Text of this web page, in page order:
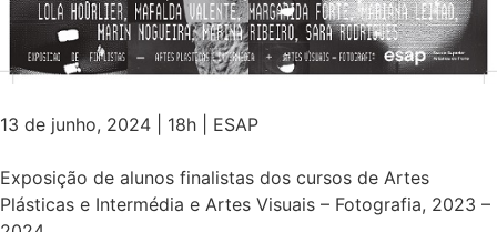
13 de junho, 2024 | 18h | ESAP
Exposição de alunos finalistas dos cursos de Artes
Plásticas e Intermédia e Artes Visuais – Fotografia, 2023 –